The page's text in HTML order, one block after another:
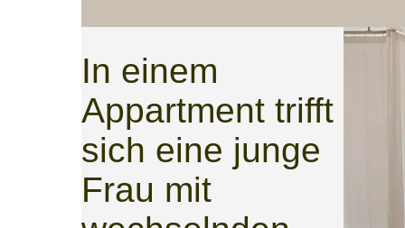
In einem
Appartment trifft
sich eine junge
Frau mit